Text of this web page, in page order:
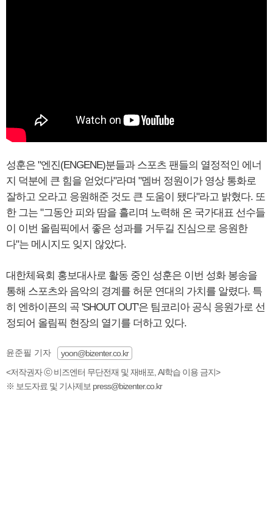
성훈은 "엔진(ENGENE)분들과 스포츠 팬들의 열정적인 에너
지 덕분에 큰 힘을 얻었다"라며 "멤버 정원이가 영상 통화로
잘하고 오라고 응원해준 것도 큰 도움이 됐다"라고 밝혔다. 또
한 그는 "그동안 피와 땀을 흘리며 노력해 온 국가대표 선수들
이 이번 올림픽에서 좋은 성과를 거두길 진심으로 응원한
다"는 메시지도 잊지 않았다.
대한체육회 홍보대사로 활동 중인 성훈은 이번 성화 봉송을
통해 스포츠와 음악의 경계를 허문 연대의 가치를 알렸다. 특
히 엔하이픈의 곡 'SHOUT OUT'은 팀코리아 공식 응원가로 선
정되어 올림픽 현장의 열기를 더하고 있다.
윤준필 기자
yoon@bizenter.co.kr
<저작권자 ⓒ 비즈엔터 무단전재 및 재배포, AI학습 이용 금지>
※ 보도자료 및 기사제보 press@bizenter.co.kr